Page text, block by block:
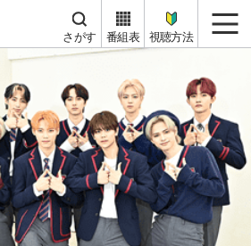
TBS チャンネル
さがす 番組表 視聴方法